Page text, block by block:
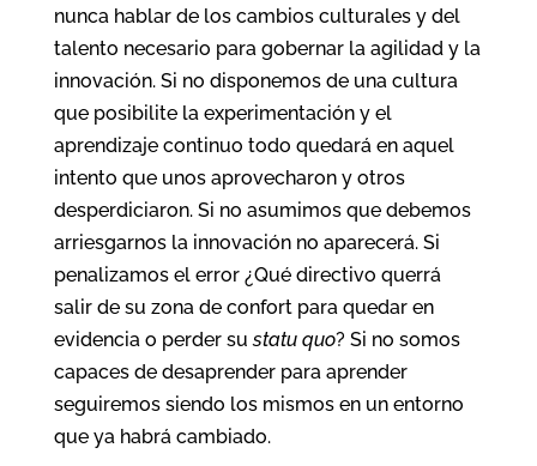
nunca hablar de los cambios culturales y del
talento necesario para gobernar la agilidad y la
innovación. Si no disponemos de una cultura
que posibilite la experimentación y el
aprendizaje continuo todo quedará en aquel
intento que unos aprovecharon y otros
desperdiciaron. Si no asumimos que debemos
arriesgarnos la innovación no aparecerá. Si
penalizamos el error ¿Qué directivo querrá
salir de su zona de confort para quedar en
evidencia o perder sustatu quo? Si no somos
capaces de desaprender para aprender
seguiremos siendo los mismos en un entorno
que ya habrá cambiado.